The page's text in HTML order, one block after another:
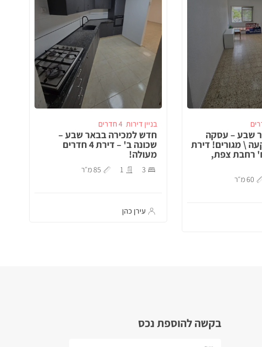
שבע – עסקה
\ מגורים! דירת
רחבת צפת,
60 מ״ר
בניין דירות 4 חדרים
חדש למכירה בבאר שבע –
שכונה ב' – דירת 4 חדרים
מעולה!
3
1 85 מ״ר
עירן כהן
בקשה להוספת נכס